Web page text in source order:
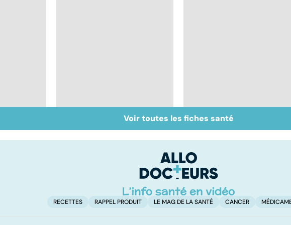
Tout savoir sur les
infections
Inflammation des
amygdales : que faire
Voir toutes les fiches santé
RECETTES RAPPEL PRODUIT LE MAG DE LA SANTÉ CANCER